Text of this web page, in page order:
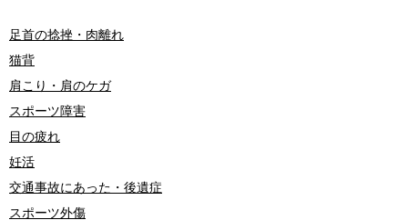
足首の捻挫・肉離れ
猫背
肩こり・肩のケガ
スポーツ障害
目の疲れ
妊活
交通事故にあった・後遺症
スポーツ外傷